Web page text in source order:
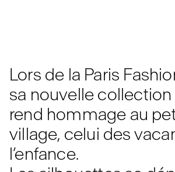
Lors de la Paris
sa nouvelle
rend hommage au
village, celui des
l’enfance.